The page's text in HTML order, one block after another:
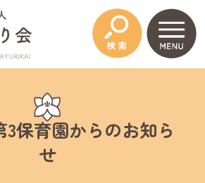
保育園からのお知ら
せ